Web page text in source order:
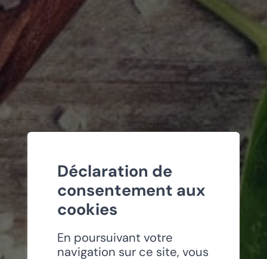
Déclaration de
consentement aux
cookies
En poursuivant votre
navigation sur ce site, vous